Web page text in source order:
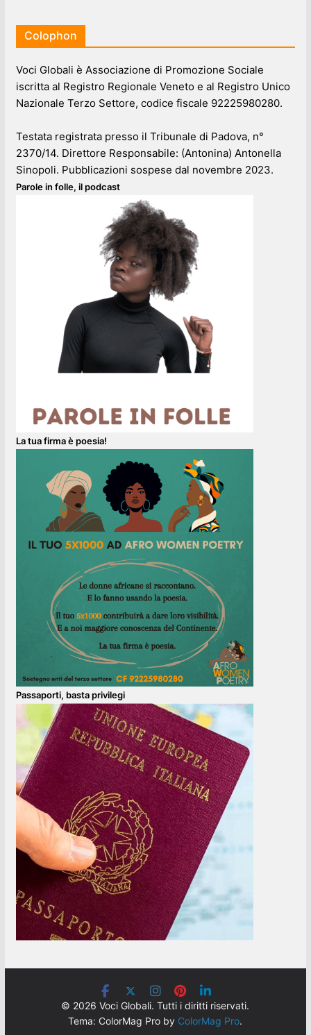
Colophon
Voci Globali è Associazione di Promozione Sociale
iscritta al Registro Regionale Veneto e al Registro Unico
Nazionale Terzo Settore, codice fiscale 92225980280.
Testata registrata presso il Tribunale di Padova, n°
2370/14. Direttore Responsabile: (Antonina) Antonella
Sinopoli. Pubblicazioni sospese dal novembre 2023.
Parole in folle, il podcast
La tua firma è poesia!
Passaporti, basta privilegi
© 2026 Voci Globali. Tutti i diritti riservati.
Tema: ColorMag Pro by ColorMag Pro.